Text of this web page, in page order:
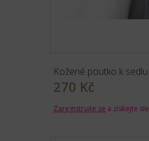
Kožené poutko k
270 Kč
Zaregistrujte se a získejte